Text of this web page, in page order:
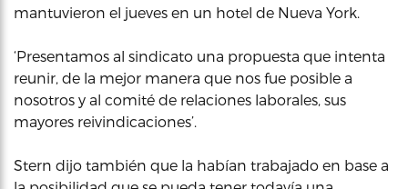
mantuvieron el jueves en un hotel de Nueva York.
‘Presentamos al sindicato una propuesta que intenta
reunir, de la mejor manera que nos fue posible a
nosotros y al comité de relaciones laborales, sus
mayores reivindicaciones’.
Stern dijo también que la habían trabajado en base a